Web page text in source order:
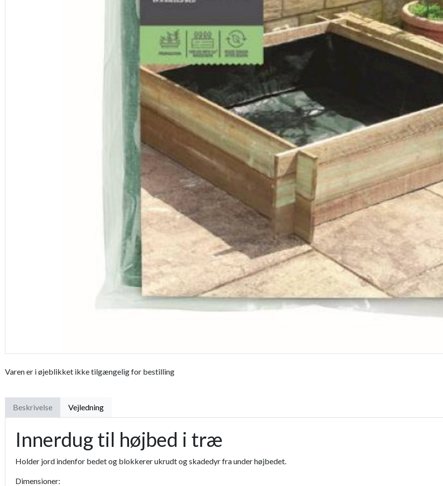
Varen er i øjeblikket ikke tilgængelig for bestilling
Beskrivelse Vejledning
Innerdug til højbed i træ
Holder jord indenfor bedet og blokkerer ukrudt og skadedyr fra under højbedet.
Dimensioner: